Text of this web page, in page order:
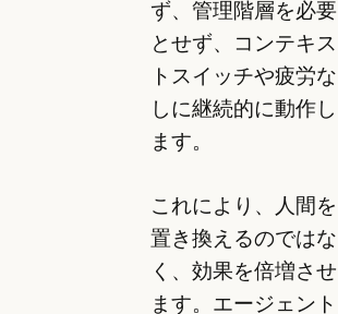
ず、管理階層を必要
とせず、コンテキス
トスイッチや疲労な
しに継続的に動作し
ます。
これにより、人間を
置き換えるのではな
く、効果を倍増させ
ます。エージェント